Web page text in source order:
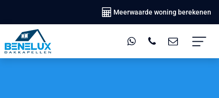
Meerwaarde woning berekenen